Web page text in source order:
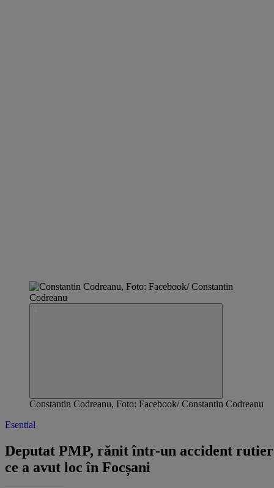
Constantin Codreanu, Foto: Facebook/ Constantin Codreanu
Esential
Deputat PMP, rănit într-un accident rutier
ce a avut loc în Focșani